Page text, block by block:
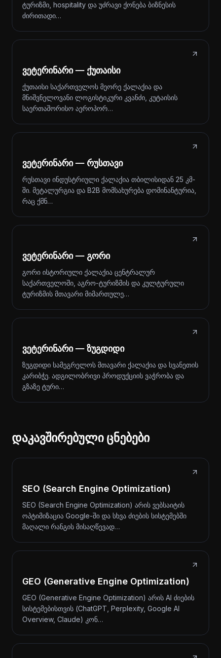
ტურიზმი, hospitality და უძრავი ქონება ბიზნესის
ძირითადი…
ვეტერინარი — ქუთაისი
ქუთაისი საქართველოს მეორე ქალაქია და
მნიშვნელოვანი ლოგისტიკური კვანძი, კუტაისის
საერთაშორისო აეროპორ…
ვეტერინარი — რუსთავი
რუსთავი ინდუსტრიული ქალაქია თბილისიდან 25 კმ-
ში. მეტალურგია და B2B მომსახურება დომინანტურია,
რაც ქმნ…
ვეტერინარი — გორი
გორი ისტორიული ქალაქია ცენტრალურ
საქართველოში, აგრო-ტურიზმის და კულტურული
ტურიზმის მთავარი მიმართულე…
ვეტერინარი — ზუგდიდი
ზუგდიდი სამეგრელოს მთავარი ქალაქია და სვანეთის
კარიბჭე. ადგილობრივი პროდუქციის ვაჭრობა და
გზაზე ტური…
დაკავშირებული ცნებები
SEO (Search Engine Optimization)
SEO (Search Engine Optimization) არის ვებსაიტის
ოპტიმიზაცია Google-ში და სხვა ძიების სისტემებში
მაღალი რანგის მისაღწევად…
GEO (Generative Engine Optimization)
GEO (Generative Engine Optimization) არის AI ძიების
სისტემებისთვის (ChatGPT, Perplexity, Google AI
Overview, Claude) კონ…